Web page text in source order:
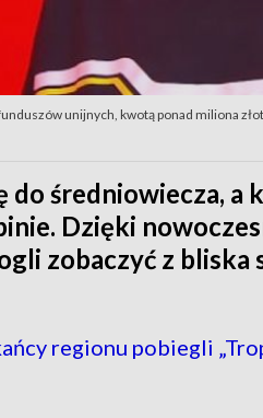
unijnych, kwotą ponad miliona
do średniowiecza,
Dzięki
zobaczyć z
regionu pobiegli